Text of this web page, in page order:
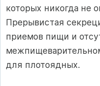
которых никогда не
Прерывистая
приемов пищи и
для плотоядных.